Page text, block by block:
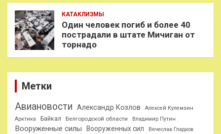
КАТАКЛИЗМЫ
Один человек погиб и более 40
пострадали в штате Мичиган от
торнадо
Метки
Авиановости Александр Козлов
Алексей Кулемзин
Арктика
Байкал Белгородской области Владимир Путин
Вооруженные силы Вооруженных сил
Вячеслав Гладков